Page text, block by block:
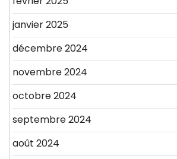
janvier 2025
décembre 2024
novembre 2024
octobre 2024
septembre 2024
août 2024